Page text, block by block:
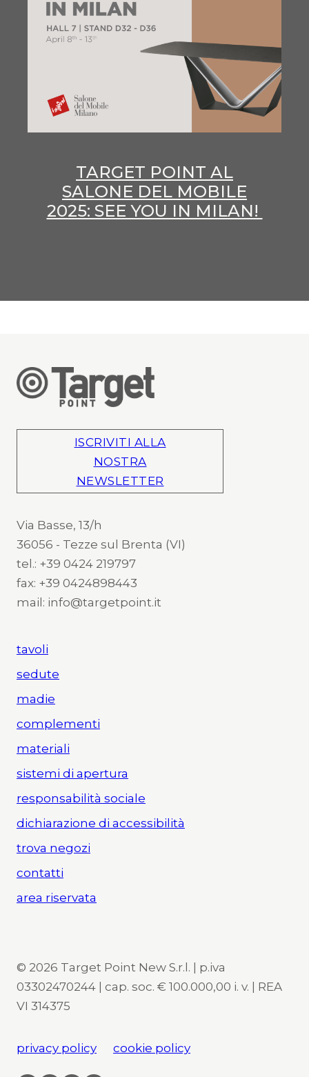
TARGET POINT AL
SALONE DEL MOBILE
2025: SEE YOU IN MILAN!
ISCRIVITI ALLA
NOSTRA
NEWSLETTER
Via Basse, 13/h
36056 - Tezze sul Brenta (VI)
tel.: +39 0424 219797
fax: +39 0424898443
mail: info@targetpoint.it
tavoli
sedute
madie
complementi
materiali
sistemi di apertura
responsabilità sociale
dichiarazione di accessibilità
trova negozi
contatti
area riservata
© 2026 Target Point New S.r.l. | p.iva
03302470244 | cap. soc. € 100.000,00 i. v. | REA
VI 314375
privacy policy cookie policy